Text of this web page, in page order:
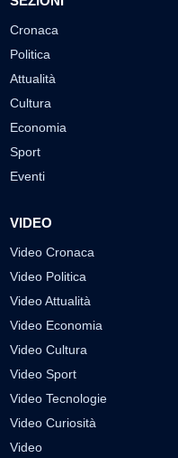
Cronaca
Politica
Attualità
Cultura
Economia
Sport
Eventi
VIDEO
Video Cronaca
Video Politica
Video Attualità
Video Economia
Video Cultura
Video Sport
Video Tecnologie
Video Curiosità
Video